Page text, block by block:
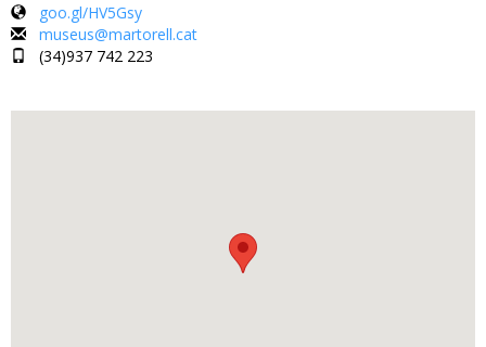
goo.gl/HV5Gsy
museus@martorell.cat
(34)937 742 223